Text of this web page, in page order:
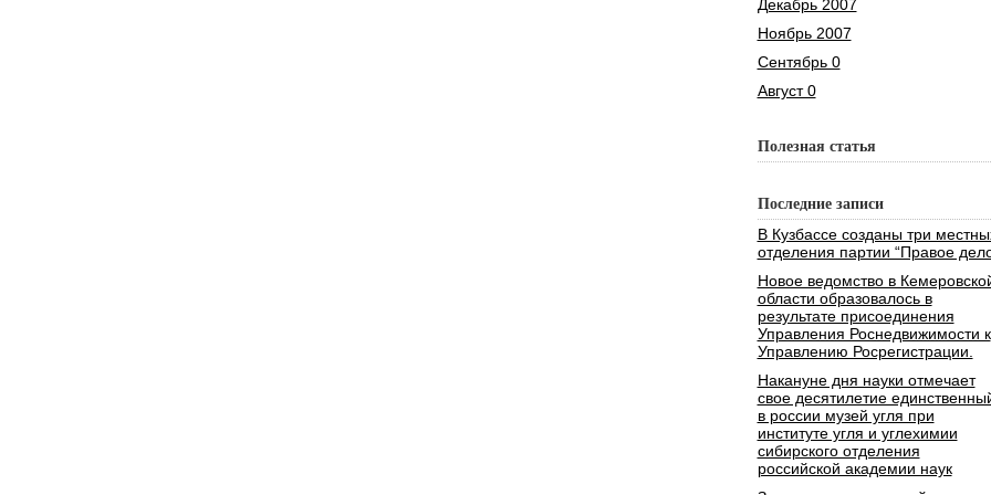
Декабрь 2007
Ноябрь 2007
Сентябрь 0
Август 0
Полезная статья
Последние записи
В Кузбассе созданы три
отделения партии “Правое
Новое ведомство в
области образовалось в
результате присоединения
Управления Роснедвижимости к
Управлению Росрегистрации.
Накануне дня науки отмечает
свое десятилетие
в россии музей угля при
институте угля и углехимии
сибирского отделения
российской академии наук